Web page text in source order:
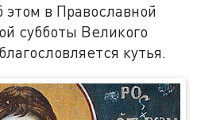
этом в Православной
субботы Великого
кутья.